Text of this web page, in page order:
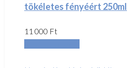
tökéletes fényéért 250ml
11 000 Ft